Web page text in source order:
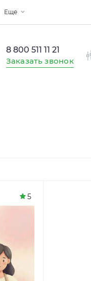
Еще
8 800 511 11 21
Заказать звонок
5